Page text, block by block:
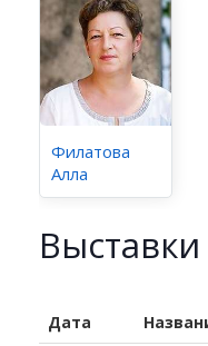
Филатова
Алла
Выставки
Дата